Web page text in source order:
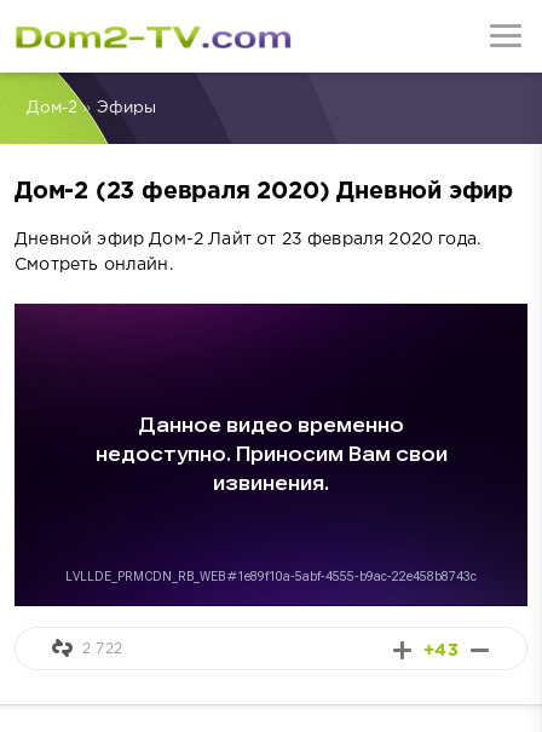
Дом-2» Эфиры
Дом-2 (23 февраля 2020) Дневной эфир
Дневной эфир Дом-2 Лайт от 23 февраля 2020 года.
Смотреть онлайн.
+43
2 722